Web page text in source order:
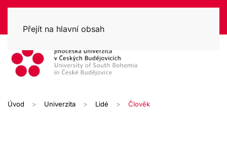
Přejít na hlavní obsah
Úvod Univerzita Lidé Člověk